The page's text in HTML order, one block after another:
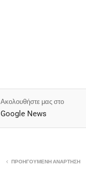
Ακολουθήστε μας στο
Google News
ΠΡΟΗΓΟΎΜΕΝΗ ΑΝΆΡΤΗΣΗ